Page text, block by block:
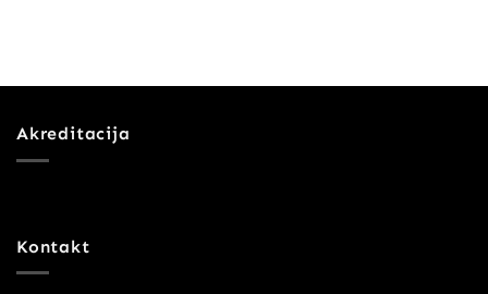
Akreditacija
Kontakt